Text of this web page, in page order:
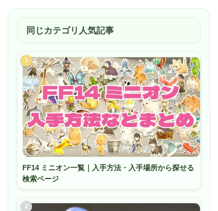
同じカテゴリ人気記事
1
FF14 ミニオン一覧｜入手方法・入手場所から探せる
検索ページ
2